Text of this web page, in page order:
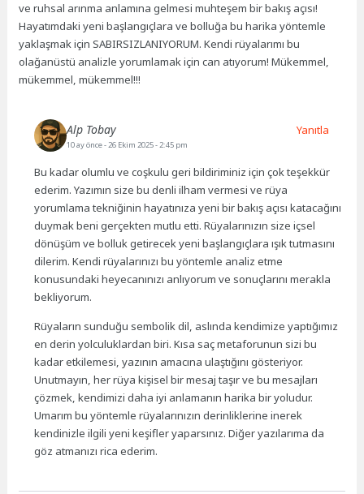
ve ruhsal arınma anlamına gelmesi muhteşem bir bakış açısı!
Hayatımdaki yeni başlangıçlara ve bolluğa bu harika yöntemle
yaklaşmak için SABIRSIZLANIYORUM. Kendi rüyalarımı bu
olağanüstü analizle yorumlamak için can atıyorum! Mükemmel,
mükemmel, mükemmel!!!
Alp Tobay
10 ay önce- 26 Ekim 2025 - 2:45 pm
Bu kadar olumlu ve coşkulu geri bildiriminiz için çok teşekkür
ederim. Yazımın size bu denli ilham vermesi ve rüya
yorumlama tekniğinin hayatınıza yeni bir bakış açısı katacağını
duymak beni gerçekten mutlu etti. Rüyalarınızın size içsel
dönüşüm ve bolluk getirecek yeni başlangıçlara ışık tutmasını
dilerim. Kendi rüyalarınızı bu yöntemle analiz etme
konusundaki heyecanınızı anlıyorum ve sonuçlarını merakla
bekliyorum.
Rüyaların sunduğu sembolik dil, aslında kendimize yaptığımız
en derin yolculuklardan biri. Kısa saç metaforunun sizi bu
kadar etkilemesi, yazının amacına ulaştığını gösteriyor.
Unutmayın, her rüya kişisel bir mesaj taşır ve bu mesajları
çözmek, kendimizi daha iyi anlamanın harika bir yoludur.
Umarım bu yöntemle rüyalarınızın derinliklerine inerek
kendinizle ilgili yeni keşifler yaparsınız. Diğer yazılarıma da
göz atmanızı rica ederim.
Yanıtla